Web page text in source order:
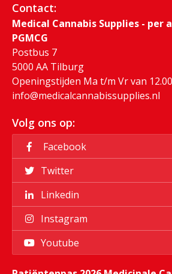
Contact:
Medical Cannabis Supplies - per
PGMCG
Postbus 7
5000 AA Tilburg
Openingstijden Ma t/m Vr van
info@medicalcannabissupplies.nl
Volg ons op:
Facebook
Twitter
Linkedin
Instagram
Youtube